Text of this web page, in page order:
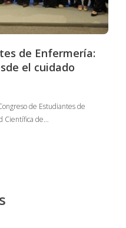
de Enfermería:
el cuidado
de Estudiantes de
Científica de…